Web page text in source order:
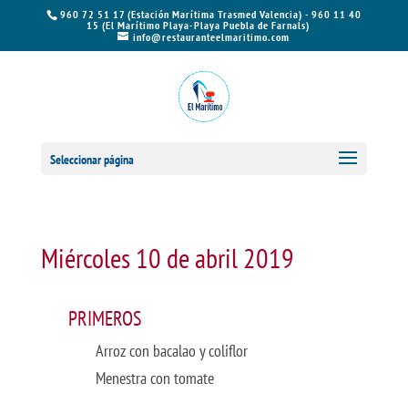
960 72 51 17 (Estación Marítima Trasmed Valencia) - 960 11 40
15 (El Marítimo Playa-Playa Puebla de Farnals)
info@restauranteelmaritimo.com
Seleccionar página
Miércoles 10 de abril 2019
PRIMEROS
Arroz con bacalao y coliflor
Menestra con tomate